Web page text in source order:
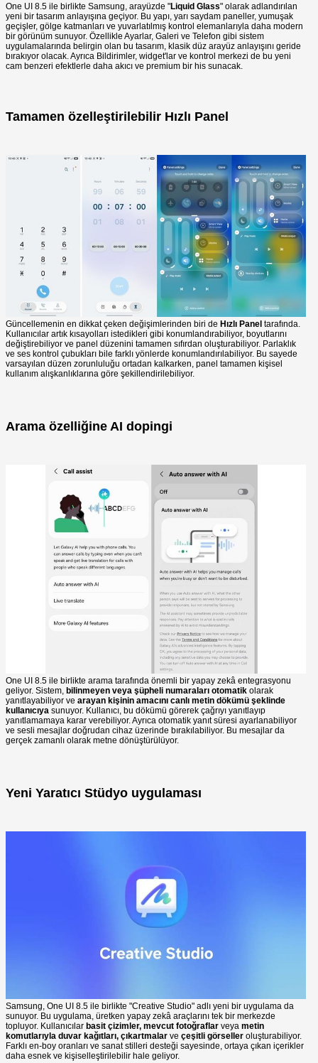
One UI 8.5 ile birlikte Samsung, arayüzde "Liquid Glass" olarak adlandırılan
yeni bir tasarım anlayışına geçiyor. Bu yapı, yarı saydam paneller, yumuşak
geçişler, gölge katmanları ve yuvarlatılmış kontrol elemanlarıyla daha modern
bir görünüm sunuyor. Özellikle Ayarlar, Galeri ve Telefon gibi sistem
uygulamalarında belirgin olan bu tasarım, klasik düz arayüz anlayışını geride
bırakıyor olacak. Ayrıca Bildirimler, widget'lar ve kontrol merkezi de bu yeni
cam benzeri efektlerle daha akıcı ve premium bir his sunacak.
Tamamen özelleştirilebilir Hızlı Panel
Güncellemenin en dikkat çeken değişimlerinden biri de Hızlı Panel tarafında.
Kullanıcılar artık kısayolları istedikleri gibi konumlandırabiliyor, boyutlarını
değiştirebiliyor ve panel düzenini tamamen sıfırdan oluşturabiliyor. Parlaklık
ve ses kontrol çubukları bile farklı yönlerde konumlandırılabiliyor. Bu sayede
varsayılan düzen zorunluluğu ortadan kalkarken, panel tamamen kişisel
kullanım alışkanlıklarına göre şekillendirilebiliyor.
Arama özelliğine AI dopingi
One UI 8.5 ile birlikte arama tarafında önemli bir yapay zekâ entegrasyonu
geliyor. Sistem, bilinmeyen veya şüpheli numaraları otomatik olarak
yanıtlayabiliyor ve arayan kişinin amacını canlı metin dökümü şeklinde
kullanıcıya sunuyor. Kullanıcı, bu dökümü görerek çağrıyı yanıtlayıp
yanıtlamamaya karar verebiliyor. Ayrıca otomatik yanıt süresi ayarlanabiliyor
ve sesli mesajlar doğrudan cihaz üzerinde bırakılabiliyor. Bu mesajlar da
gerçek zamanlı olarak metne dönüştürülüyor.
Yeni Yaratıcı Stüdyo uygulaması
Samsung, One UI 8.5 ile birlikte "Creative Studio" adlı yeni bir uygulama da
sunuyor. Bu uygulama, üretken yapay zekâ araçlarını tek bir merkezde
topluyor. Kullanıcılar basit çizimler, mevcut fotoğraflar veya metin
komutlarıyla duvar kağıtları, çıkartmalar ve çeşitli görseller oluşturabiliyor.
Farklı en-boy oranları ve sanat stilleri desteği sayesinde, ortaya çıkan içerikler
daha esnek ve kişiselleştirilebilir hale geliyor.